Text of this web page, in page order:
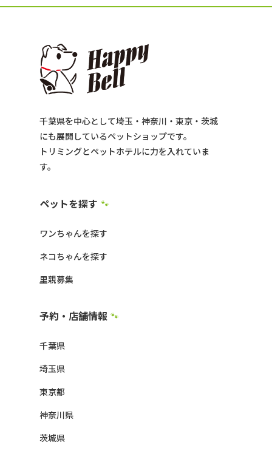
千葉県を中心として埼玉・神奈川・東京・茨城
にも展開しているペットショップです。
トリミングとペットホテルに力を入れていま
す。
ペットを探す 🐾
ワンちゃんを探す
ネコちゃんを探す
里親募集
予約・店舗情報 🐾
千葉県
埼玉県
東京都
神奈川県
茨城県